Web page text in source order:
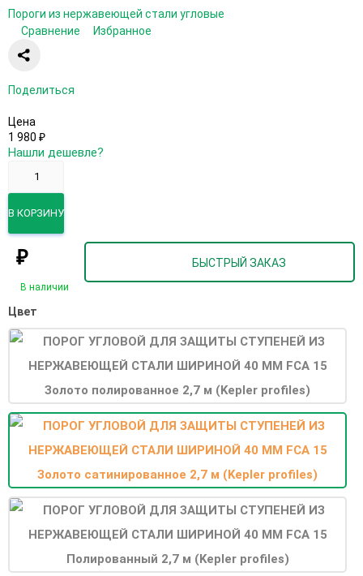
Пороги из нержавеющей стали угловые
Сравнение
Избранное
Поделиться
Цена
1 980 ₽
Нашли дешевле?
В КОРЗИНУ
₽ БЫСТРЫЙ ЗАКАЗ
В наличии
Цвет